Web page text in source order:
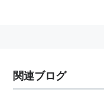
市川実和子
関連ブログ